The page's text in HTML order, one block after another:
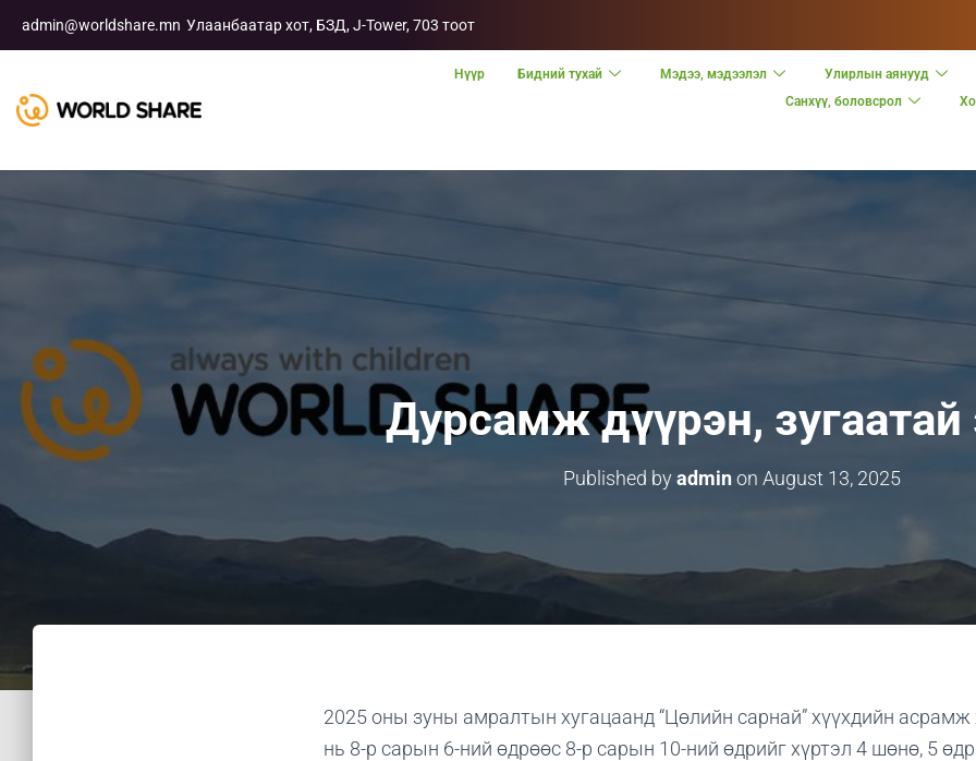
admin@worldshare.mn Улаанбаатар хот, БЗД, J-Tower, 703 тоот
Нүүр Бидний тухай Мэдээ, мэдээлэл
Улирлын аянууд
Санхүү, боловсрол
Дурсамж дүүрэн, зугаатай
Published byadminon August 13, 2025
2025 оны зуны амралтын хугацаанд “Цөлийн сарнай” хүүхдийн
нь 8-р сарын 6-ний өдрөөс 8-р сарын 10-ний өдрийг хүртэл 4 шөнө, 5